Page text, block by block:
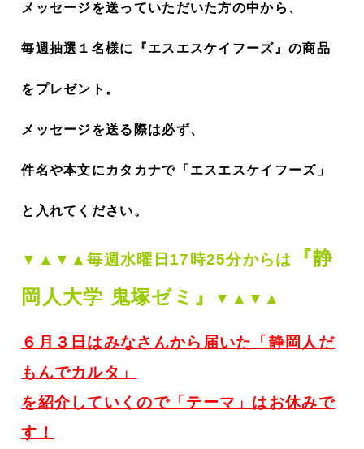
メッセージを送っていただいた方の中から、
毎週抽選１名様に『エスエスケイフーズ』の商品
をプレゼント。
メッセージを送る際は必ず、
件名や本文にカタカナで「エスエスケイフーズ」
と入れてください。
▼▲▼▲毎週水曜日17時25分からは
『静
岡人大学 鬼塚ゼミ』
▼▲▼▲
６月３ 日はみなさんから届いた「静岡⼈だ
もんでカルタ」
を紹介していくので「テーマ」はお休みで
す！